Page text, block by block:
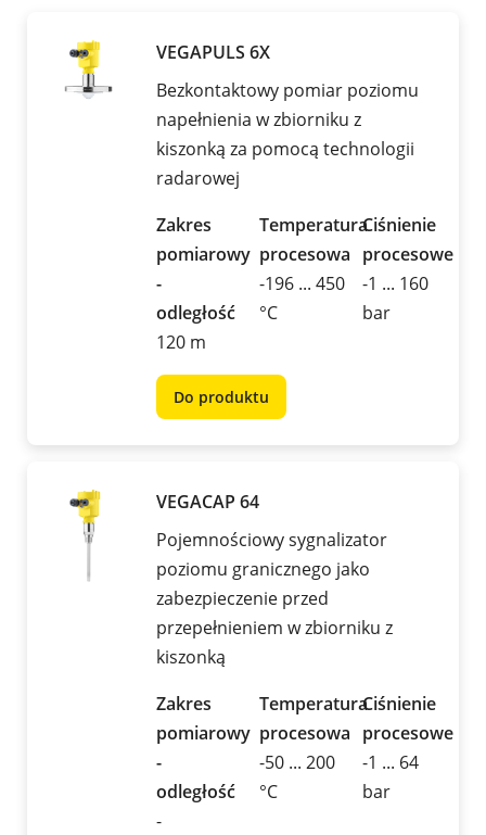
VEGAPULS 6X
Bezkontaktowy pomiar poziomu
napełnienia w zbiorniku z
kiszonką za pomocą technologii
radarowej
Zakres
pomiarowy
-
odległość
120 m
Temperatura
procesowa
-196 ... 450
°C
Ciśnienie
procesowe
-1 ... 160
bar
Do produktu
VEGACAP 64
Pojemnościowy sygnalizator
poziomu granicznego jako
zabezpieczenie przed
przepełnieniem w zbiorniku z
kiszonką
Zakres
pomiarowy
-
odległość
-
Temperatura
procesowa
-50 ... 200
°C
Ciśnienie
procesowe
-1 ... 64
bar